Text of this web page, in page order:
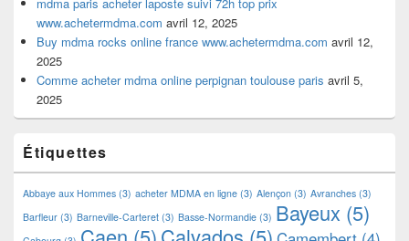
www.achetermdma.com avril 12, 2025
Buy mdma rocks online france www.achetermdma.com avril 12,
2025
Comme acheter mdma online perpignan toulouse paris avril 5,
2025
Étiquettes
Abbaye aux Hommes (3) acheter MDMA en ligne (3) Alençon (3) Avranches (3)
Barfleur (3) Barneville-Carteret (3) Basse-Normandie (3) Bayeux (5)